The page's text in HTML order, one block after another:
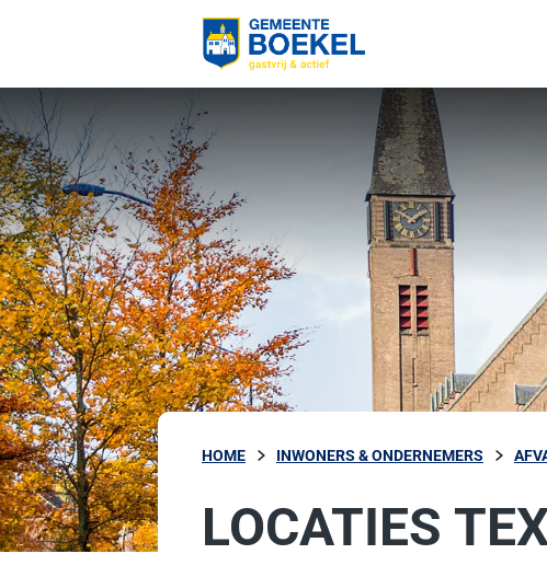
HOME INWONERS & ONDERNEMERS
LOCATIES